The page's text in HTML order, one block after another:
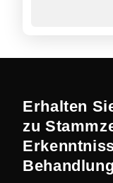
Erhalten
zu